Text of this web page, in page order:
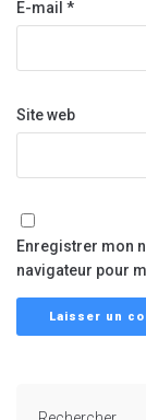
E-mail *
Site web
Enregistrer mon
navigateur pour